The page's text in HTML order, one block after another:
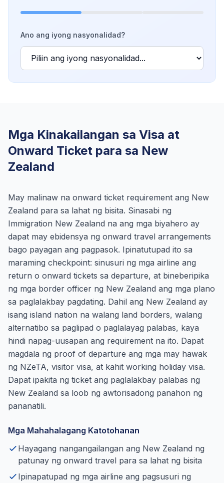
Ano ang iyong nasyonalidad?
Mga Kinakailangan sa Visa at
Onward Ticket para sa New
Zealand
May malinaw na onward ticket requirement ang New
Zealand para sa lahat ng bisita. Sinasabi ng
Immigration New Zealand na ang mga biyahero ay
dapat may ebidensya ng onward travel arrangements
bago payagan ang pagpasok. Ipinatutupad ito sa
maraming checkpoint: sinusuri ng mga airline ang
return o onward tickets sa departure, at bineberipika
ng mga border officer ng New Zealand ang mga plano
sa paglalakbay pagdating. Dahil ang New Zealand ay
isang island nation na walang land borders, walang
alternatibo sa paglipad o paglalayag palabas, kaya
hindi napag-uusapan ang requirement na ito. Dapat
magdala ng proof of departure ang mga may hawak
ng NZeTA, visitor visa, at kahit working holiday visa.
Dapat ipakita ng ticket ang paglalakbay palabas ng
New Zealand sa loob ng awtorisadong panahon ng
pananatili.
Mga Mahahalagang Katotohanan
Hayagang nangangailangan ang New Zealand ng
patunay ng onward travel para sa lahat ng bisita
Ipinapatupad ng mga airline ang pagsusuri ng